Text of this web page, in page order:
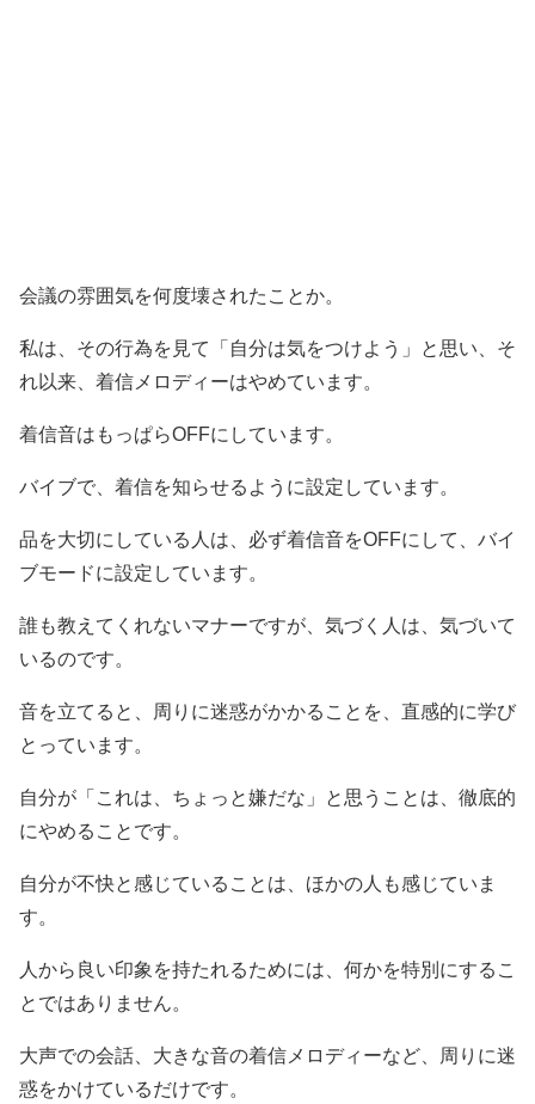
会議の雰囲気を何度壊されたことか。
私は、その行為を見て「自分は気をつけよう」と思い、そ
れ以来、着信メロディーはやめています。
着信音はもっぱらOFFにしています。
バイブで、着信を知らせるように設定しています。
品を大切にしている人は、必ず着信音をOFFにして、バイ
ブモードに設定しています。
誰も教えてくれないマナーですが、気づく人は、気づいて
いるのです。
音を立てると、周りに迷惑がかかることを、直感的に学び
とっています。
自分が「これは、ちょっと嫌だな」と思うことは、徹底的
にやめることです。
自分が不快と感じていることは、ほかの人も感じていま
す。
人から良い印象を持たれるためには、何かを特別にするこ
とではありません。
大声での会話、大きな音の着信メロディーなど、周りに迷
惑をかけているだけです。